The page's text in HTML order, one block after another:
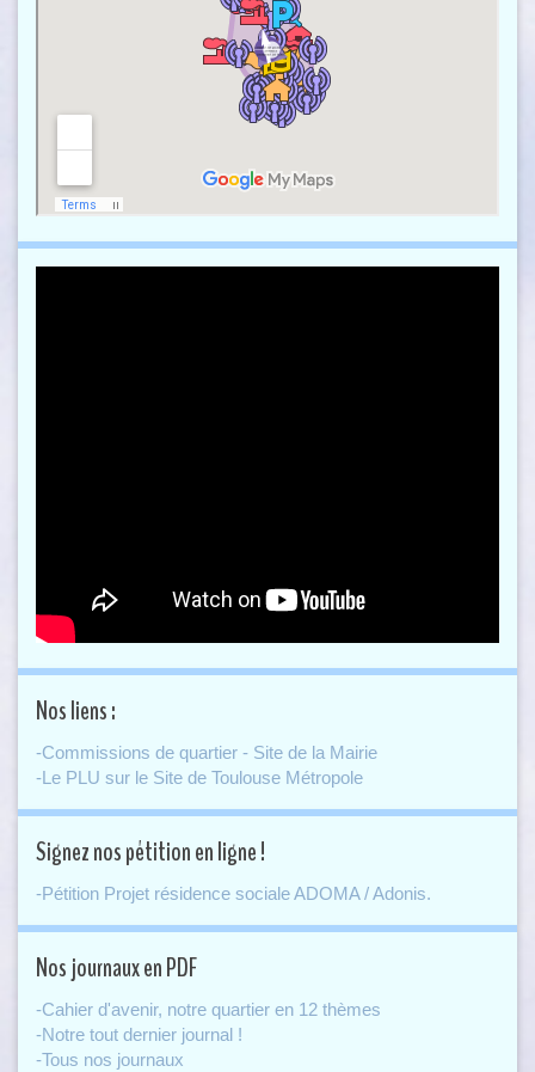
Nos liens :
-Commissions de quartier - Site de la Mairie
-Le PLU sur le Site de Toulouse Métropole
Signez nos pétition en ligne !
-Pétition Projet résidence sociale ADOMA / Adonis.
Nos journaux en PDF
-Cahier d'avenir, notre quartier en 12 thèmes
-Notre tout dernier journal !
-Tous nos journaux